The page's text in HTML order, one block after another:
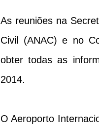
As reuniões na
Civil (ANAC) e no
obter todas as
2014.
O Aeroporto